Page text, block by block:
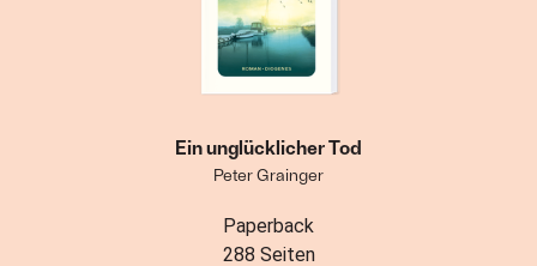
Ein unglücklicher Tod
Peter Grainger
Paperback
288 Seiten